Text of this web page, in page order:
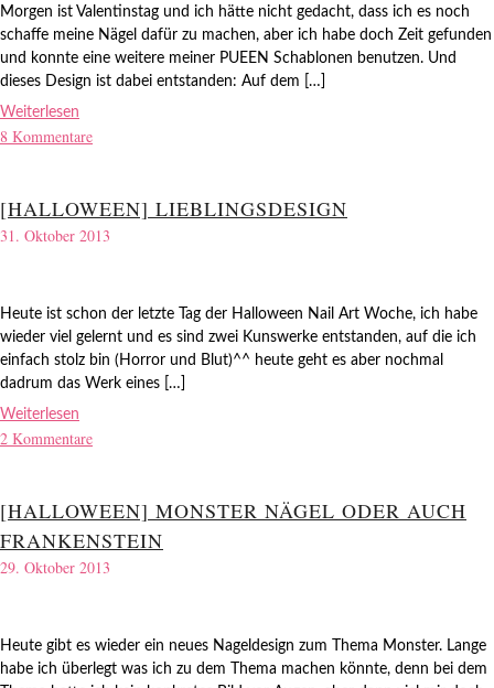
Morgen ist Valentinstag und ich hätte nicht gedacht, dass ich es noch
schaffe meine Nägel dafür zu machen, aber ich habe doch Zeit gefunden
und konnte eine weitere meiner PUEEN Schablonen benutzen. Und
dieses Design ist dabei entstanden: Auf dem […]
Weiterlesen
8 Kommentare
[HALLOWEEN] LIEBLINGSDESIGN
31. Oktober 2013
Heute ist schon der letzte Tag der Halloween Nail Art Woche, ich habe
wieder viel gelernt und es sind zwei Kunswerke entstanden, auf die ich
einfach stolz bin (Horror und Blut)^^ heute geht es aber nochmal
dadrum das Werk eines […]
Weiterlesen
2 Kommentare
[HALLOWEEN] MONSTER NÄGEL ODER AUCH
FRANKENSTEIN
29. Oktober 2013
Heute gibt es wieder ein neues Nageldesign zum Thema Monster. Lange
habe ich überlegt was ich zu dem Thema machen könnte, denn bei dem